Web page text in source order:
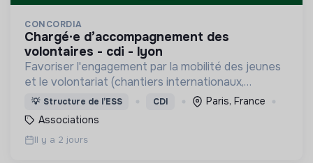
CONCORDIA
chargé·e d’accompagnement des
volontaires - cdi - lyon
Favoriser l'engagement par la mobilité des jeunes
et le volontariat (chantiers internationaux,
volontariats européens, Service Civique).
💡 Structure de l’ESS CDI
Paris, France
Associations
Il y a 2 jours